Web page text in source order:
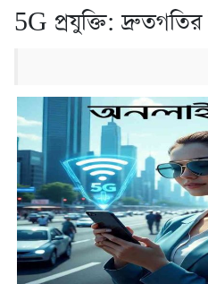
5G প্রযুক্তি: দ্রুতগতির